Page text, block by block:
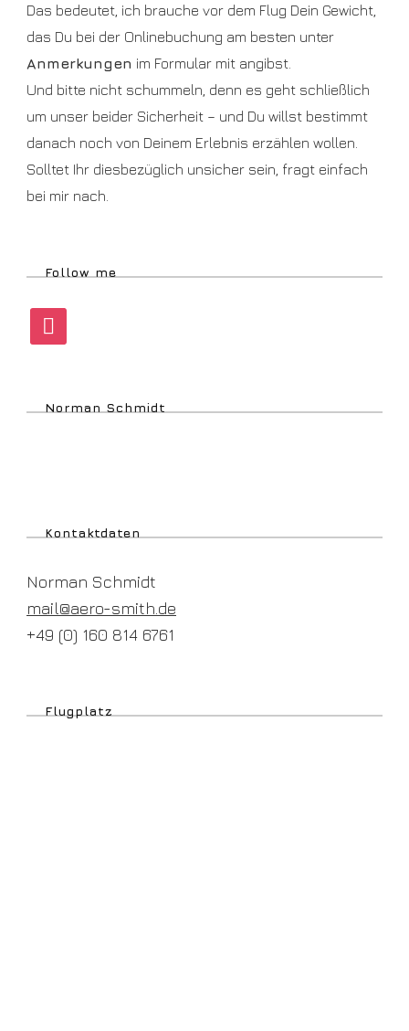
Das bedeutet, ich brauche vor dem Flug Dein Gewicht,
das Du bei der Onlinebuchung am besten unter
Anmerkungen im Formular mit angibst.
Und bitte nicht schummeln, denn es geht schließlich
um unser beider Sicherheit – und Du willst bestimmt
danach noch von Deinem Erlebnis erzählen wollen.
Solltet Ihr diesbezüglich unsicher sein, fragt einfach
bei mir nach.
Follow me
instagram
Norman Schmidt
Kontaktdaten
Norman Schmidt
mail@aero-smith.de
+49 (0) 160 814 6761
Flugplatz